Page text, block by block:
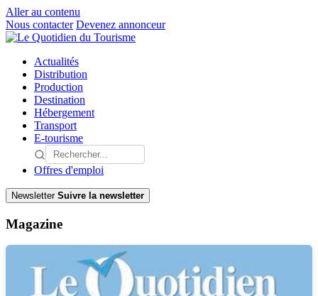
Aller au contenu
Nous contacter Devenez annonceur
Actualités
Distribution
Production
Destination
Hébergement
Transport
E-tourisme
Offres d'emploi
Newsletter Suivre la newsletter
Magazine